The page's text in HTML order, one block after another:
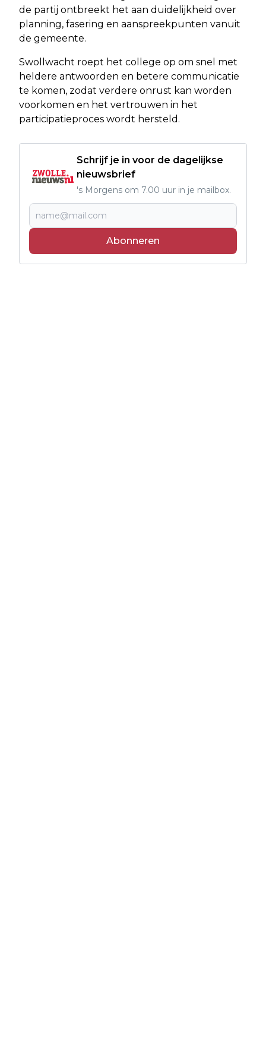
de partij ontbreekt het aan duidelijkheid over
planning, fasering en aanspreekpunten vanuit
de gemeente.
Swollwacht roept het college op om snel met
heldere antwoorden en betere communicatie
te komen, zodat verdere onrust kan worden
voorkomen en het vertrouwen in het
participatieproces wordt hersteld.
Schrijf je in voor de dagelijkse
nieuwsbrief
's Morgens om 7.00 uur in je mailbox.
Abonneren